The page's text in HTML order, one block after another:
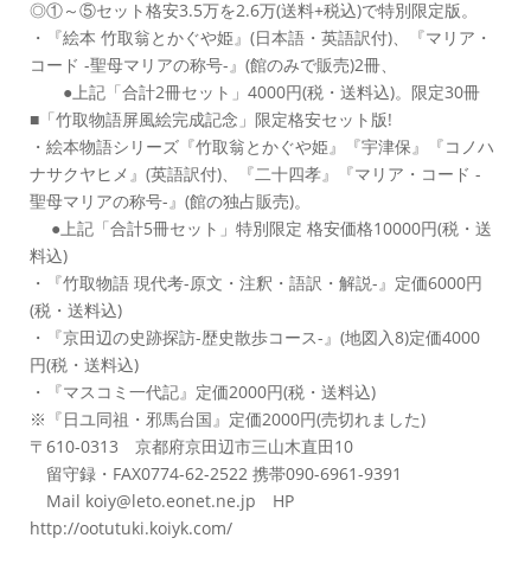
◎①～⑤セット格安3.5万を2.6万(送料+税込)で特別限定版。
・『絵本 竹取翁とかぐや姫』(日本語・英語訳付)、『マリア・
コード -聖母マリアの称号-』(館のみで販売)2冊、
●上記「合計2冊セット」4000円(税・送料込)。限定30冊
■「竹取物語屏風絵完成記念」限定格安セット版!
・絵本物語シリーズ『竹取翁とかぐや姫』『宇津保』『コノハ
ナサクヤヒメ』(英語訳付)、『二十四孝』『マリア・コード -
聖母マリアの称号-』(館の独占販売)。
●上記「合計5冊セット」特別限定 格安価格10000円(税・送
料込)
・『竹取物語 現代考-原文・注釈・語訳・解説-』定価6000円
(税・送料込)
・『京田辺の史跡探訪-歴史散歩コース-』(地図入8)定価4000
円(税・送料込)
・『マスコミ一代記』定価2000円(税・送料込)
※『日ユ同祖・邪馬台国』定価2000円(売切れました)
〒610-0313 京都府京田辺市三山木直田10
留守録・FAX0774-62-2522 携帯090-6961-9391
Mail koiy@leto.eonet.ne.jp HP
http://ootutuki.koiyk.com/